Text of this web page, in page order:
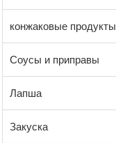
конжаковые продукты
Соусы и приправы
Лапша
Закуска